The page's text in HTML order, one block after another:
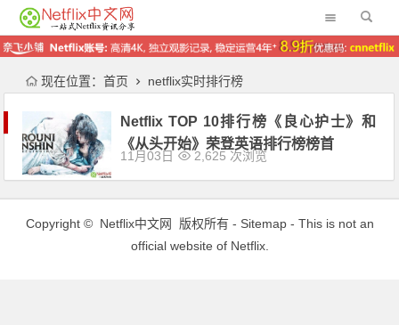
现在位置： 首页 netflix实时排行榜
Netflix TOP 10排行榜《良心护士》和
《从头开始》荣登英语排行榜榜首
11月03日 2,625 次浏览
Copyright © Netflix中文网 版权所有 - Sitemap- This is not an
official website of Netflix.